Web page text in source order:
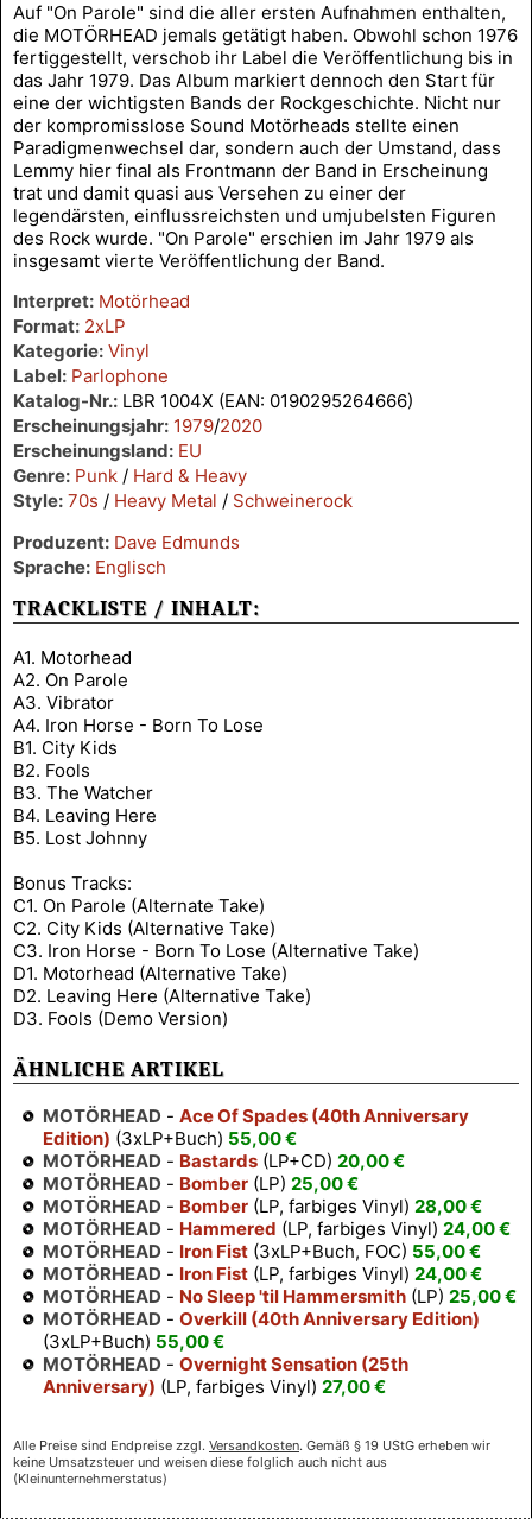
Auf "On Parole" sind die aller ersten Aufnahmen enthalten,
die MOTÖRHEAD jemals getätigt haben. Obwohl schon 1976
fertiggestellt, verschob ihr Label die Veröffentlichung bis in
das Jahr 1979. Das Album markiert dennoch den Start für
eine der wichtigsten Bands der Rockgeschichte. Nicht nur
der kompromisslose Sound Motörheads stellte einen
Paradigmenwechsel dar, sondern auch der Umstand, dass
Lemmy hier final als Frontmann der Band in Erscheinung
trat und damit quasi aus Versehen zu einer der
legendärsten, einflussreichsten und umjubelsten Figuren
des Rock wurde. "On Parole" erschien im Jahr 1979 als
insgesamt vierte Veröffentlichung der Band.
Interpret: Motörhead
Format: 2xLP
Kategorie: Vinyl
Label: Parlophone
Katalog-Nr.: LBR 1004X (EAN: 0190295264666)
Erscheinungsjahr: 1979/2020
Erscheinungsland: EU
Genre: Punk / Hard & Heavy
Style: 70s / Heavy Metal / Schweinerock
Produzent: Dave Edmunds
Sprache: Englisch
TRACKLISTE / INHALT:
A1. Motorhead
A2. On Parole
A3. Vibrator
A4. Iron Horse - Born To Lose
B1. City Kids
B2. Fools
B3. The Watcher
B4. Leaving Here
B5. Lost Johnny
Bonus Tracks:
C1. On Parole (Alternate Take)
C2. City Kids (Alternative Take)
C3. Iron Horse - Born To Lose (Alternative Take)
D1. Motorhead (Alternative Take)
D2. Leaving Here (Alternative Take)
D3. Fools (Demo Version)
ÄHNLICHE ARTIKEL
MOTÖRHEAD - Ace Of Spades (40th Anniversary
Edition) (3xLP+Buch) 55,00 €
MOTÖRHEAD - Bastards (LP+CD) 20,00 €
MOTÖRHEAD - Bomber (LP) 25,00 €
MOTÖRHEAD - Bomber (LP, farbiges Vinyl) 28,00 €
MOTÖRHEAD - Hammered (LP, farbiges Vinyl) 24,00 €
MOTÖRHEAD - Iron Fist (3xLP+Buch, FOC) 55,00 €
MOTÖRHEAD - Iron Fist (LP, farbiges Vinyl) 24,00 €
MOTÖRHEAD - No Sleep 'til Hammersmith (LP) 25,00 €
MOTÖRHEAD - Overkill (40th Anniversary Edition)
(3xLP+Buch) 55,00 €
MOTÖRHEAD - Overnight Sensation (25th
Anniversary) (LP, farbiges Vinyl) 27,00 €
Alle Preise sind Endpreise zzgl. Versandkosten. Gemäß § 19 UStG erheben wir
keine Umsatzsteuer und weisen diese folglich auch nicht aus
(Kleinunternehmerstatus)